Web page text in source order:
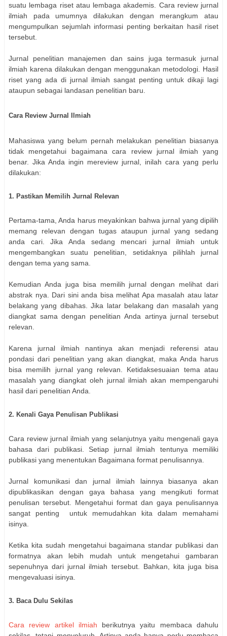
suatu lembaga riset atau lembaga akademis. Cara review jurnal
ilmiah pada umumnya dilakukan dengan merangkum atau
mengumpulkan sejumlah informasi penting berkaitan hasil riset
tersebut.
Jurnal penelitian manajemen dan sains juga termasuk jurnal
ilmiah karena dilakukan dengan menggunakan metodologi. Hasil
riset yang ada di jurnal ilmiah sangat penting untuk dikaji lagi
ataupun sebagai landasan penelitian baru.
Cara Review Jurnal Ilmiah
Mahasiswa yang belum pernah melakukan penelitian biasanya
tidak mengetahui bagaimana cara review jurnal ilmiah yang
benar. Jika Anda ingin mereview jurnal, inilah cara yang perlu
dilakukan:
1. Pastikan Memilih Jurnal Relevan
Pertama-tama, Anda harus meyakinkan bahwa jurnal yang dipilih
memang relevan dengan tugas ataupun jurnal yang sedang
anda cari. Jika Anda sedang mencari jurnal ilmiah untuk
mengembangkan suatu penelitian, setidaknya pilihlah jurnal
dengan tema yang sama.
Kemudian Anda juga bisa memilih jurnal dengan melihat dari
abstrak nya. Dari sini anda bisa melihat Apa masalah atau latar
belakang yang dibahas. Jika latar belakang dan masalah yang
diangkat sama dengan penelitian Anda artinya jurnal tersebut
relevan.
Karena jurnal ilmiah nantinya akan menjadi referensi atau
pondasi dari penelitian yang akan diangkat, maka Anda harus
bisa memilih jurnal yang relevan. Ketidaksesuaian tema atau
masalah yang diangkat oleh jurnal ilmiah akan mempengaruhi
hasil dari penelitian Anda.
2. Kenali Gaya Penulisan Publikasi
Cara review jurnal ilmiah yang selanjutnya yaitu mengenali gaya
bahasa dari publikasi. Setiap jurnal ilmiah tentunya memiliki
publikasi yang menentukan Bagaimana format penulisannya.
Jurnal komunikasi dan jurnal ilmiah lainnya biasanya akan
dipublikasikan dengan gaya bahasa yang mengikuti format
penulisan tersebut. Mengetahui format dan gaya penulisannya
sangat penting untuk memudahkan kita dalam memahami
isinya.
Ketika kita sudah mengetahui bagaimana standar publikasi dan
formatnya akan lebih mudah untuk mengetahui gambaran
sepenuhnya dari jurnal ilmiah tersebut. Bahkan, kita juga bisa
mengevaluasi isinya.
3. Baca Dulu Sekilas
Cara review artikel ilmiah berikutnya yaitu membaca dahulu